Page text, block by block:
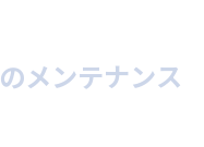
メンテナンス